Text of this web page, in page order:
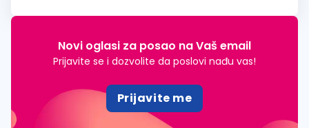
Opis posla: Utovar...
Novi oglasi za posao na Vaš email
Prijavite se i dozvolite da poslovi nađu vas!
Prijavite me